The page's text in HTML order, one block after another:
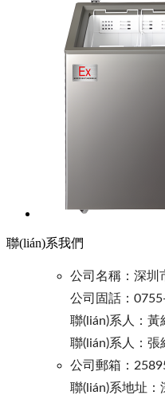
聯(lián)系我們
公司名稱：深圳
公司固話：
聯(lián)系人：
聯(lián)系人：
公司郵箱：
聯(lián)系地址：